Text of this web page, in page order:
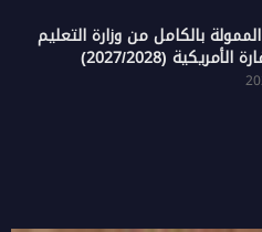
بالكامل من وزارة التعليم
(2027/2028)